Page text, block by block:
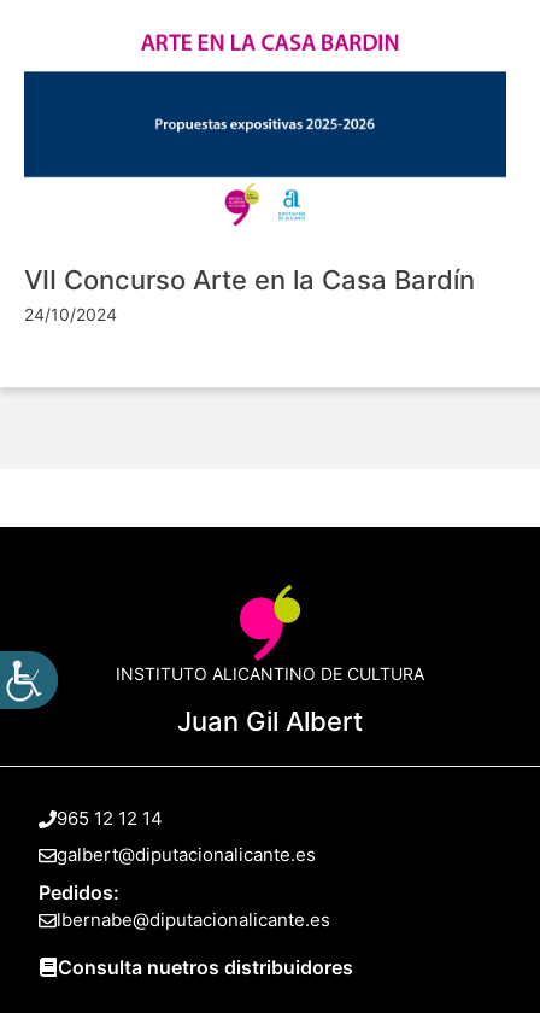
VII Concurso Arte en la Casa Bardín
24/10/2024
INSTITUTO ALICANTINO DE CULTURA
Juan Gil Albert
965 12 12 14
galbert@diputacionalicante.es
Pedidos:
lbernabe@diputacionalicante.es
Consulta nuetros distribuidores